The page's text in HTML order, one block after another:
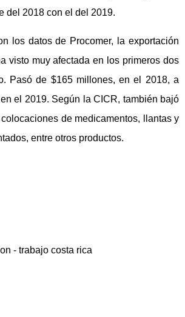
del 2018 con el del 2019.
los datos de Procomer, la exportación
visto muy afectada en los primeros dos
Pasó de $165 millones, en el 2018, a
el 2019. Según la CICR, también bajó
de medicamentos, llantas y
entre otros productos.